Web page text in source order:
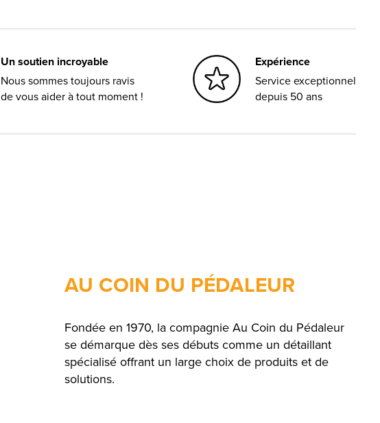
Un soutien incroyable
Nous sommes toujours ravis
de vous aider à tout moment !
Expérience
Service exceptionnel
depuis 50 ans
AU COIN DU PÉDALEUR
Fondée en 1970, la compagnie Au Coin du Pédaleur
se démarque dès ses débuts comme un détaillant
spécialisé offrant un large choix de produits et de
solutions.